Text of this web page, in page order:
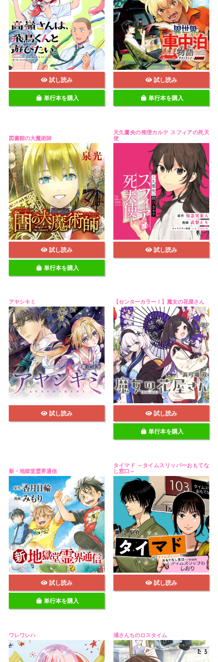
試し読み
単行本を購入
試し読み
単行本を購入
図書館の大魔術師
試し読み
単行本を購入
天久鷹央の推理カルテ スフィアの死天
使
試し読み
アヤシキミ
試し読み
【センターカラー！】魔女の花屋さん
試し読み
単行本を購入
新・地獄堂霊界通信
試し読み
単行本を購入
タイマド ～タイムスリッパーおもてな
し窓口～
試し読み
ワレワレハ 浦さんちのロスタイム